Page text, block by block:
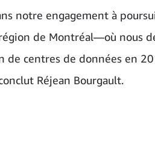
notre engagement à
de Montréal—où nous
de centres de données en
Réjean Bourgault.